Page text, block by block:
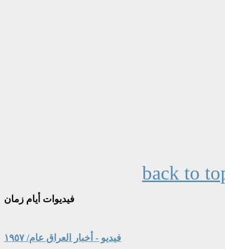
back to
فيديوات أيام زمان
فيديو - أخبار العراق عام/ ١٩٥٧